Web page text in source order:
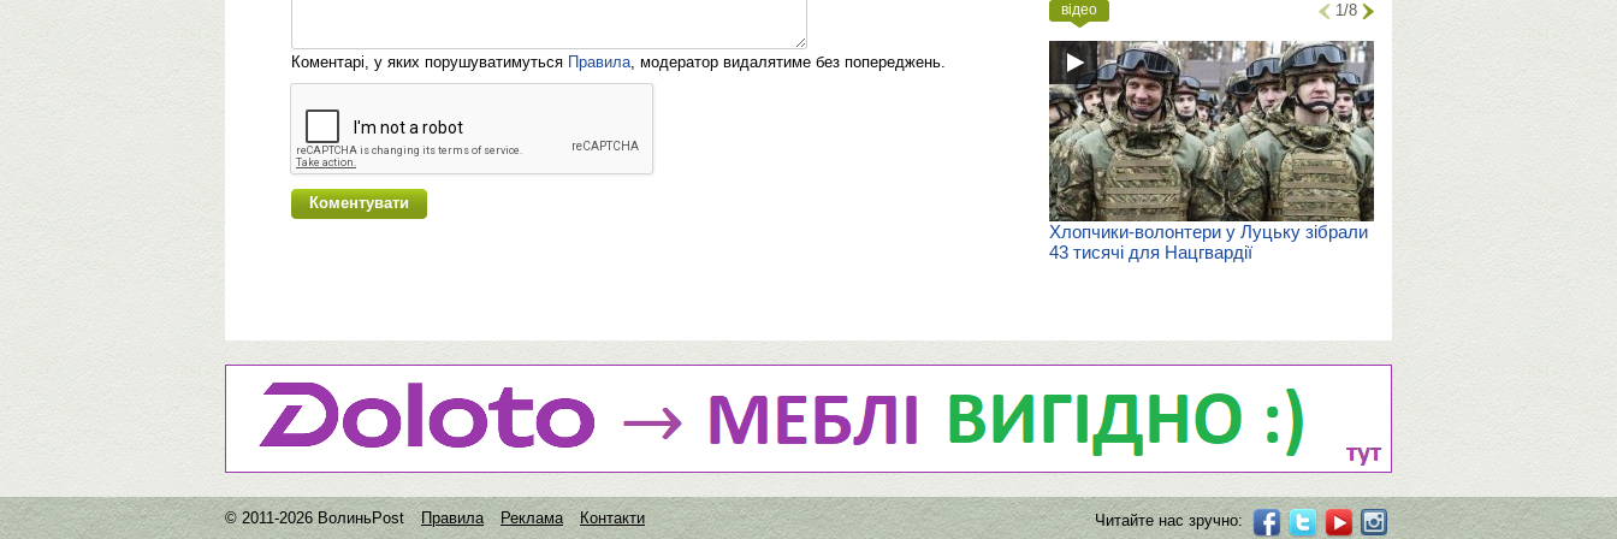
Коментарі, у яких порушуватимуться Правила, модератор видалятиме без попереджень.
відео 1/8
Хлопчики-волонтери у Луцьку зібрали
43 тисячі для Нацгвардії
© 2011-2026 ВолиньPost Правила Реклама Контакти Читайте нас зручно: